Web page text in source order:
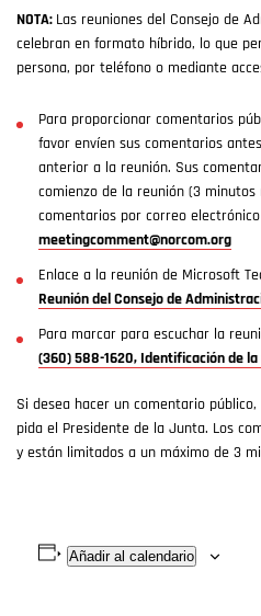
NOTA: Las reuniones del Consejo de
celebran en formato híbrido, lo que
persona, por teléfono o mediante
Para proporcionar comentarios
favor envíen sus comentarios
anterior a la reunión. Sus
comienzo de la reunión (3 minutos
comentarios por correo electrónico
meetingcomment@norcom.org
Enlace a la reunión de Microsoft
Reunión del Consejo de
Para marcar para escuchar la
(360) 588-1620, Identificación de
Si desea hacer un comentario
pida el Presidente de la Junta. Los
y están limitados a un máximo de 3
Añadir al calendario